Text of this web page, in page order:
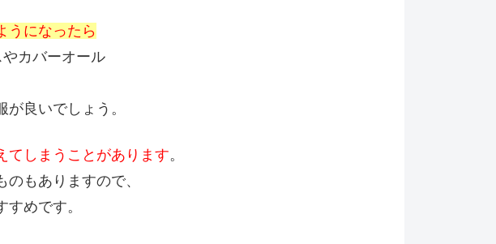
うになったら
カバーオール
良いでしょう。
てしまうことがあります。
もありますので、
めです。